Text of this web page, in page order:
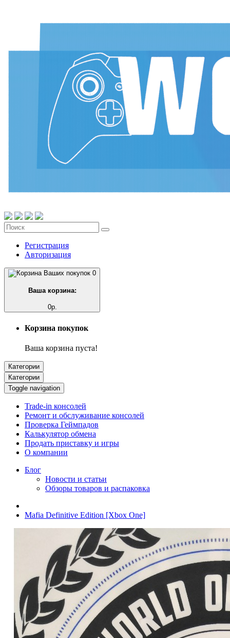
Регистрация
Авторизация
0
Ваша корзина:
0р.
Корзина покупок
Ваша корзина пуста!
Категории
Категории
Toggle navigation
Trade-in консолей
Ремонт и обслуживание консолей
Проверка Геймпадов
Калькулятор обмена
Продать приставку и игры
О компании
Блог
Новости и статьи
Обзоры товаров и распаковка
Mafia Definitive Edition [Xbox One]